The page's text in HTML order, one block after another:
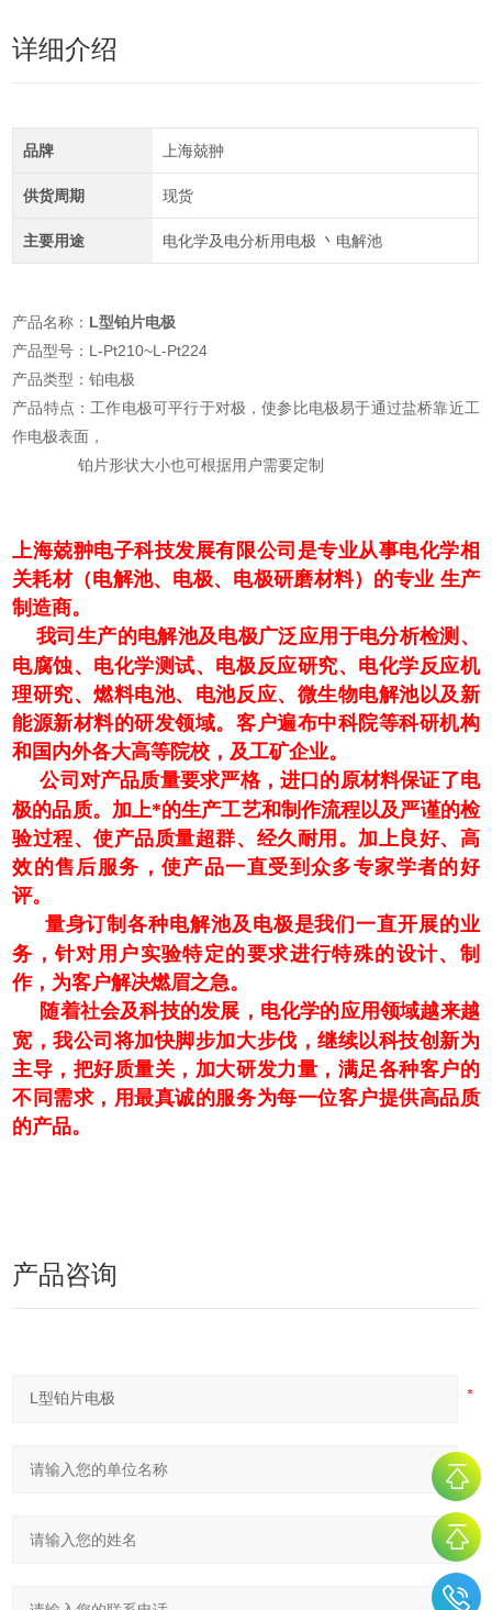
详细介绍
品牌 上海兢翀
供货周期 现货
主要用途 电化学及电分析用电极 丶电解池
产品名称： L型铂片电极
产品型号：L-Pt210~L-Pt224
产品类型：铂电极
产品特点：工作电极可平行于对极，使参比电极易于通过盐桥靠近工
作电极表面，
铂片形状大小也可根据用户需要定制
上海兢翀电子科技发展有限公司是专业从事电化学相
关耗材（电解池、电极、电极研磨材料）的专业 生产
制造商。
我司生产的电解池及电极广泛应用于电分析检测、
电腐蚀、电化学测试、电极反应研究、电化学反应机
理研究、燃料电池、电池反应、微生物电解池以及新
能源新材料的研发领域。客户遍布中科院等科研机构
和国内外各大高等院校，及工矿企业。
公司对产品质量要求严格，进口的原材料保证了电
极的品质。加上*的生产工艺和制作流程以及严谨的检
验过程、使产品质量超群、经久耐用。加上良好、高
效的售后服务，使产品一直受到众多专家学者的好
评。
量身订制各种电解池及电极是我们一直开展的业
务，针对用户实验特定的要求进行特殊的设计、制
作，为客户解决燃眉之急。
随着社会及科技的发展，电化学的应用领域越来越
宽，我公司将加快脚步加大步伐，继续以科技创新为
主导，把好质量关，加大研发力量，满足各种客户的
不同需求，用最真诚的服务为每一位客户提供高品质
的产品。
产品咨询